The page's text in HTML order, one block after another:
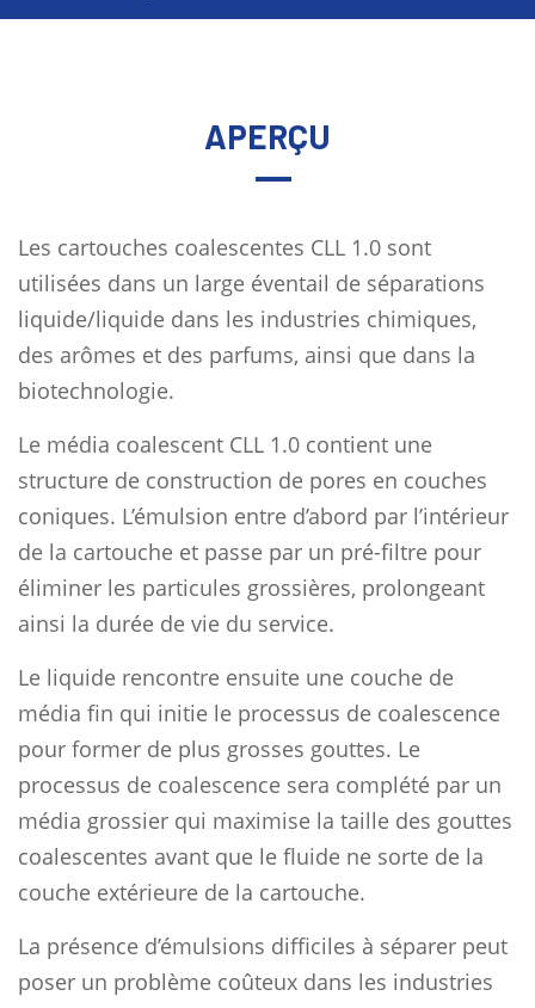
APERÇU
Les cartouches coalescentes CLL 1.0 sont
utilisées dans un large éventail de séparations
liquide/liquide dans les industries chimiques,
des arômes et des parfums, ainsi que dans la
biotechnologie.
Le média coalescent CLL 1.0 contient une
structure de construction de pores en couches
coniques. L’émulsion entre d’abord par l’intérieur
de la cartouche et passe par un pré-filtre pour
éliminer les particules grossières, prolongeant
ainsi la durée de vie du service.
Le liquide rencontre ensuite une couche de
média fin qui initie le processus de coalescence
pour former de plus grosses gouttes. Le
processus de coalescence sera complété par un
média grossier qui maximise la taille des gouttes
coalescentes avant que le fluide ne sorte de la
couche extérieure de la cartouche.
La présence d’émulsions difficiles à séparer peut
poser un problème coûteux dans les industries